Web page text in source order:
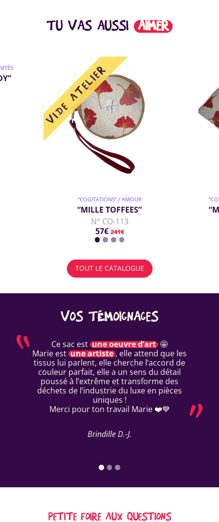
TU VAS AUSSI AIMER
“COGITATIONS” / AMOUR
“MILLE TOFFEES”
N° CO-113
57€241€
TOUT LE CATALOGUE
VOS TÉMOIGNAGES
Ce sac est une oeuvre d’art 🤩
Marie est une artiste , elle attend que les
tissus lui parlent, elle cherche l’accord de
couleur parfait, elle a un sens du détail
poussé à l’extrême et transforme des
déchets de l’industrie du luxe en pièces
uniques !
Merci pour ton travail Marie ❤️💙
Brindille D.-J.
PETITE FOIRE AUX QUESTIONS